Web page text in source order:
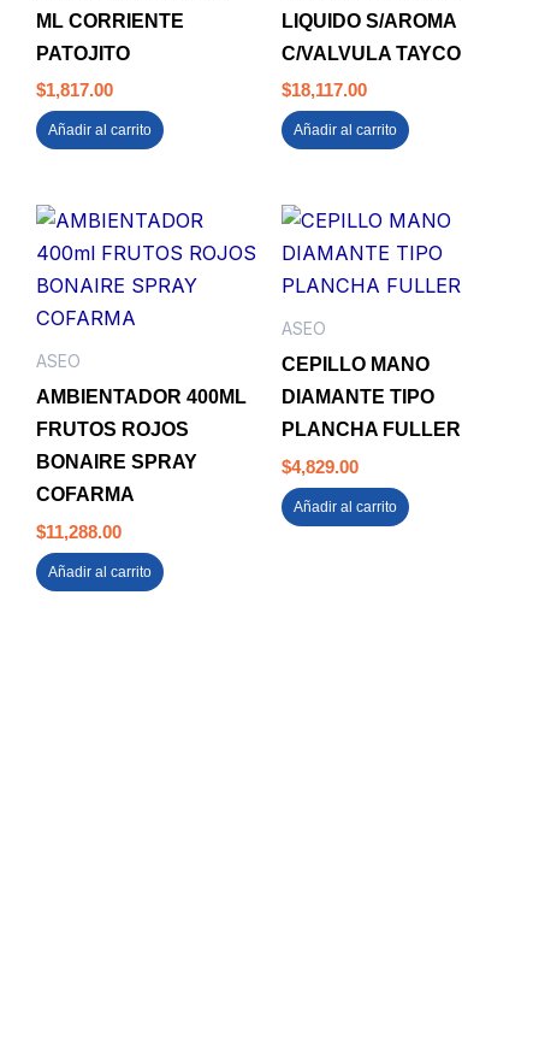
ML CORRIENTE
PATOJITO
$1,817.00
Añadir al carrito
LIQUIDO S/AROMA
C/VALVULA TAYCO
$18,117.00
Añadir al carrito
ASEO
AMBIENTADOR 400ML
FRUTOS ROJOS
BONAIRE SPRAY
COFARMA
$11,288.00
Añadir al carrito
ASEO
CEPILLO MANO
DIAMANTE TIPO
PLANCHA FULLER
$4,829.00
Añadir al carrito